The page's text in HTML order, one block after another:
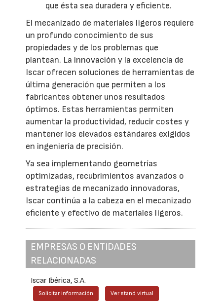
que ésta sea duradera y eficiente.
El mecanizado de materiales ligeros requiere
un profundo conocimiento de sus
propiedades y de los problemas que
plantean. La innovación y la excelencia de
Iscar ofrecen soluciones de herramientas de
última generación que permiten a los
fabricantes obtener unos resultados
óptimos. Estas herramientas permiten
aumentar la productividad, reducir costes y
mantener los elevados estándares exigidos
en ingeniería de precisión.
Ya sea implementando geometrías
optimizadas, recubrimientos avanzados o
estrategias de mecanizado innovadoras,
Iscar continúa a la cabeza en el mecanizado
eficiente y efectivo de materiales ligeros.
EMPRESAS O ENTIDADES
RELACIONADAS
Iscar Ibérica, S.A.
Solicitar información Ver stand virtual